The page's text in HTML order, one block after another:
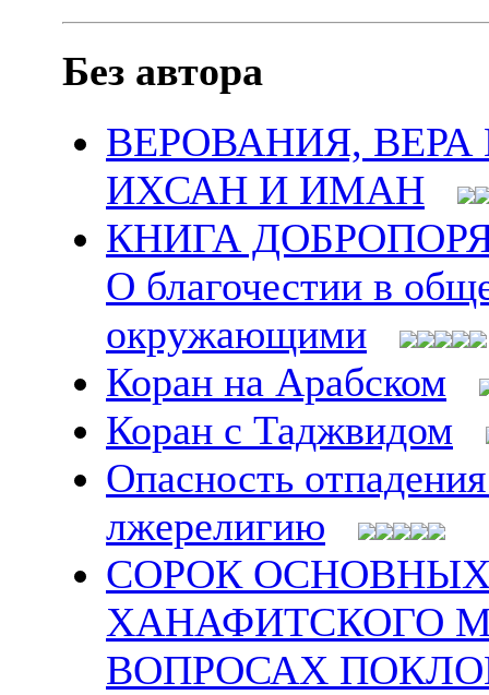
Без автора
ВЕРОВАНИЯ,
ИХСАН И ИМАН
КНИГА
О благочестии в
окружающими
Коран на Арабском
Коран с Таджвидом
Опасность
лжерелигию
СОРОК
ХАНАФИТСКОГО
ВОПРОСАХ